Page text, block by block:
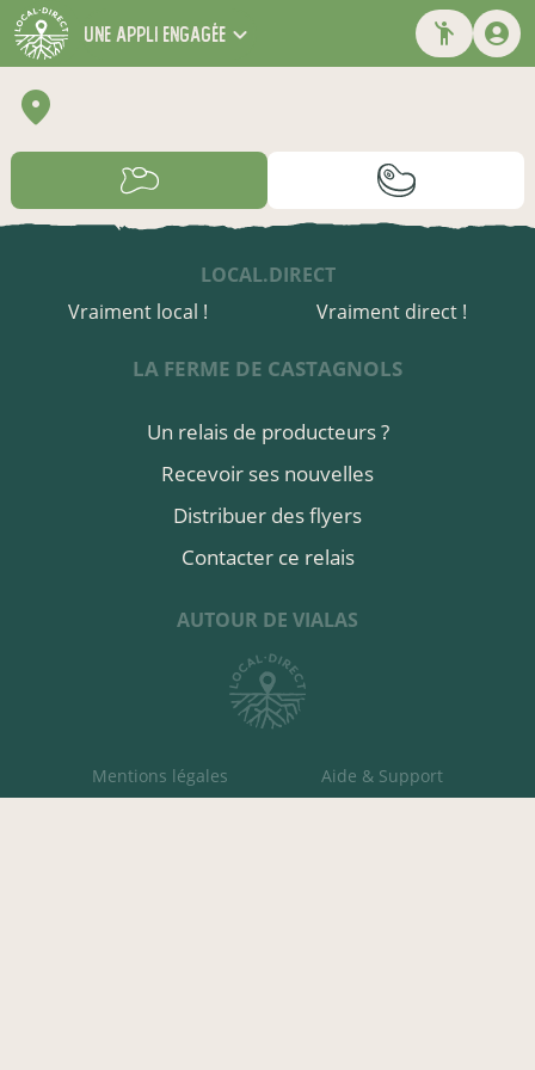
une appli engagée
LOCAL.DIRECT
Vraiment local !
Vraiment direct !
LA FERME DE CASTAGNOLS
Un relais de producteurs ?
Recevoir ses nouvelles
Distribuer des flyers
Contacter ce relais
AUTOUR DE VIALAS
Mentions légales Aide & Support